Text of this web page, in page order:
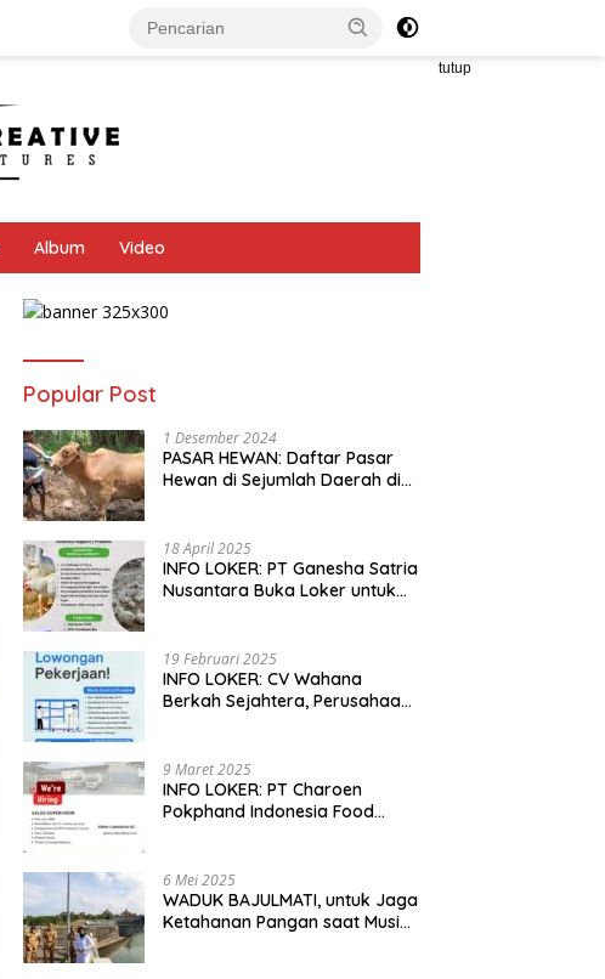
tutup
Album Video
Popular Post
1 Desember 2024
PASAR HEWAN: Daftar Pasar
Hewan di Sejumlah Daerah di
18 April 2025
INFO LOKER: PT Ganesha Satria
Nusantara Buka Loker untuk
19 Februari 2025
INFO LOKER: CV Wahana
Berkah Sejahtera, Perusahaan
9 Maret 2025
INFO LOKER: PT Charoen
Pokphand Indonesia Food
6 Mei 2025
WADUK BAJULMATI, untuk Jaga
Ketahanan Pangan saat Musim